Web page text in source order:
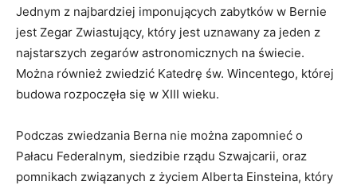
Jednym z najbardziej imponujących zabytków w Bernie
jest Zegar Zwiastujący, który jest uznawany za jeden z
najstarszych zegarów astronomicznych na świecie.
Można również zwiedzić Katedrę św. Wincentego, której
budowa rozpoczęła się w XIII wieku.
Podczas zwiedzania Berna nie można zapomnieć o
Pałacu Federalnym, siedzibie rządu Szwajcarii, oraz
pomnikach związanych z życiem Alberta Einsteina, który